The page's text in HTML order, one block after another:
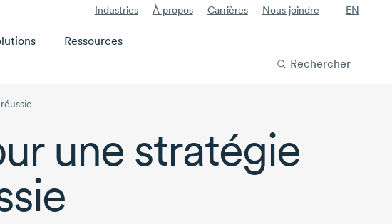
Industries À propos Carrières Nous joindre EN
Ressources
Rechercher
une stratégie